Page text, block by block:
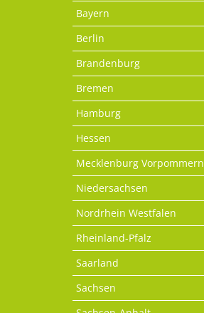
Bayern
Berlin
Brandenburg
Bremen
Hamburg
Hessen
Mecklenburg Vorpommern
Niedersachsen
Nordrhein Westfalen
Rheinland-Pfalz
Saarland
Sachsen